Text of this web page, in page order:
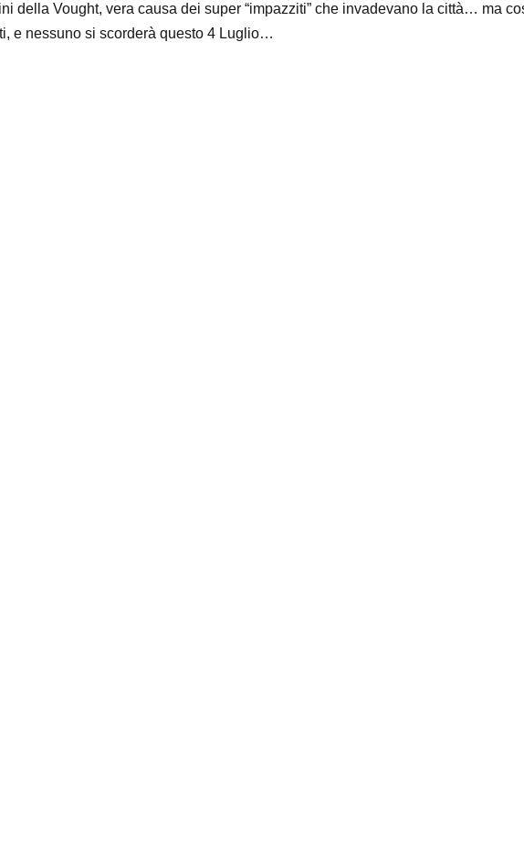
della Vought, vera causa dei super “impazziti” che invadevano la città… ma
e nessuno si scorderà questo 4 Luglio…